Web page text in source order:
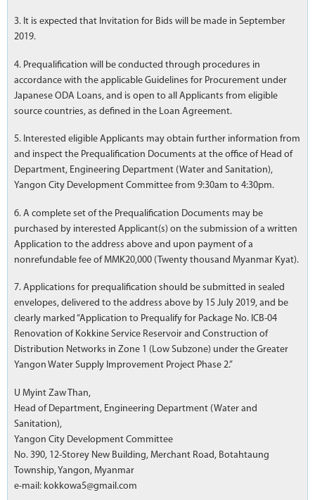
3. It is expected that Invitation for Bids will be made in September
2019.
4. Prequalification will be conducted through procedures in
accordance with the applicable Guidelines for Procurement under
Japanese ODA Loans, and is open to all Applicants from eligible
source countries, as defined in the Loan Agreement.
5. Interested eligible Applicants may obtain further information from
and inspect the Prequalification Documents at the office of Head of
Department, Engineering Department (Water and Sanitation),
Yangon City Development Committee from 9:30am to 4:30pm.
6. A complete set of the Prequalification Documents may be
purchased by interested Applicant(s) on the submission of a written
Application to the address above and upon payment of a
nonrefundable fee of MMK20,000 (Twenty thousand Myanmar Kyat).
7. Applications for prequalification should be submitted in sealed
envelopes, delivered to the address above by 15 July 2019, and be
clearly marked “Application to Prequalify for Package No. ICB-04
Renovation of Kokkine Service Reservoir and Construction of
Distribution Networks in Zone 1 (Low Subzone) under the Greater
Yangon Water Supply Improvement Project Phase 2.”
U Myint Zaw Than,
Head of Department, Engineering Department (Water and
Sanitation),
Yangon City Development Committee
No. 390, 12-Storey New Building, Merchant Road, Botahtaung
Township, Yangon, Myanmar
e-mail: kokkowa5@gmail.com